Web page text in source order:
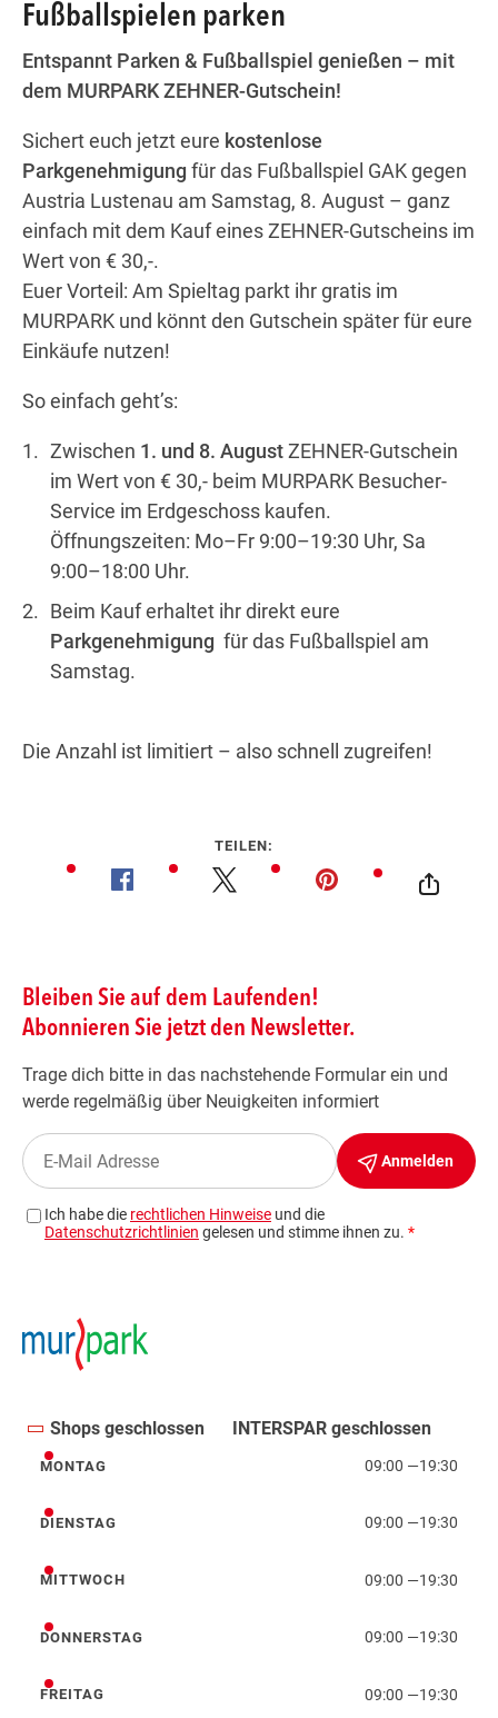
Wegbeschreibung
Fußballspielen parken
Entspannt Parken & Fußballspiel genießen – mit
dem MURPARK ZEHNER-Gutschein!
Sichert euch jetzt eure kostenlose
Parkgenehmigung für das Fußballspiel GAK gegen
Austria Lustenau am Samstag, 8. August – ganz
einfach mit dem Kauf eines ZEHNER-Gutscheins im
Wert von € 30,-.
Euer Vorteil: Am Spieltag parkt ihr gratis im
MURPARK und könnt den Gutschein später für eure
Einkäufe nutzen!
So einfach geht’s:
Zwischen 1. und 8. AugustZEHNER-Gutschein
im Wert von € 30,- beim MURPARK Besucher-
Service im Erdgeschoss kaufen.
Öffnungszeiten: Mo–Fr 9:00–19:30 Uhr, Sa
9:00–18:00 Uhr.
Beim Kauf erhaltet ihr direkt eure
Parkgenehmigung für das Fußballspiel am
Samstag.
Die Anzahl ist limitiert – also schnell zugreifen!
TEILEN:
Shops geschlossen INTERSPAR geschlossen
Montag
MONTAG 09:00 —19:30
Dienstag
DIENSTAG 09:00 —19:30
Mittwoch
MITTWOCH 09:00 —19:30
Donnerstag
DONNERSTAG 09:00 —19:30
Freitag
FREITAG 09:00 —19:30